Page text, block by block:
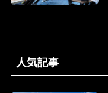
人気記事